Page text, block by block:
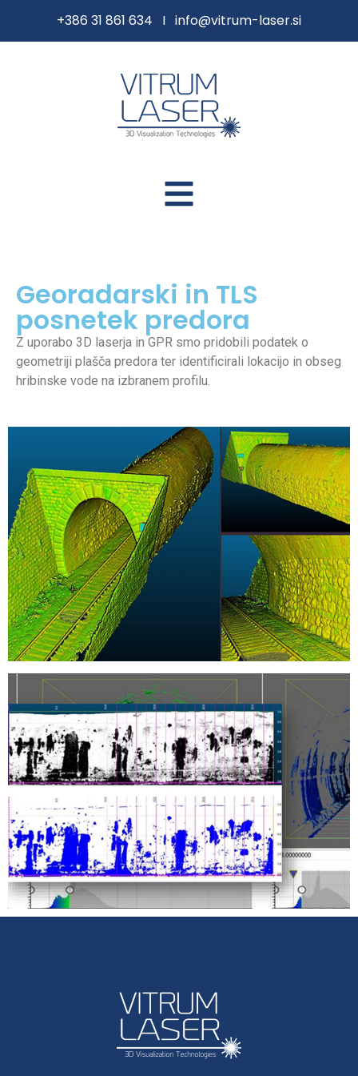
+386 31 861 634 I info@vitrum-laser.si
Georadarski in TLS
posnetek predora
Z uporabo 3D laserja in GPR smo pridobili podatek o
geometriji plašča predora ter identificirali lokacijo in obseg
hribinske vode na izbranem profilu.